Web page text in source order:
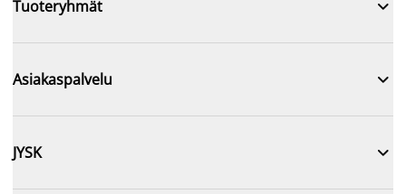
Tuoteryhmät 
Asiakaspalvelu 
JYSK 